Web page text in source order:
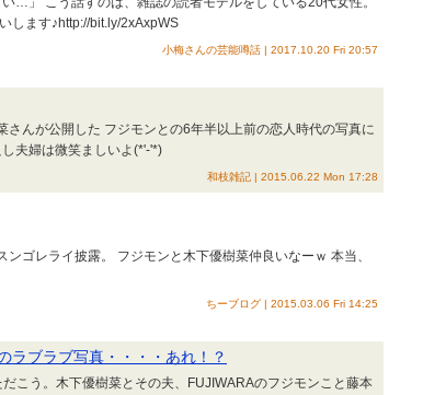
いします♪http://bit.ly/2xAxpWS
小梅さんの芸能噂話 | 2017.10.20 Fri 20:57
さんが公開した フジモンとの6年半以上前の恋人時代の写真に
夫婦は微笑ましいよ(*'-'*)
和枝雑記 | 2015.06.22 Mon 17:28
ゴレライ披露。 フジモンと木下優樹菜仲良いなーｗ 本当、
ちーブログ | 2015.03.06 Fri 14:25
ブラブ写真・・・・あれ！？
こう。木下優樹菜とその夫、FUJIWARAのフジモンこと藤本